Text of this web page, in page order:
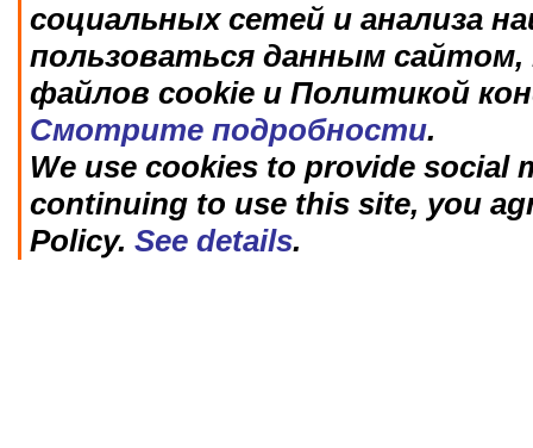
социальных сетей и анализа
пользоваться данным
файлов cookie и Политикой
Смотрите подробности.
We use cookies to provide social
continuing to use this site, you
Policy. See details.